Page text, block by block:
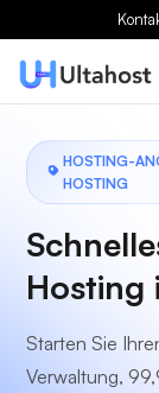
HOSTING-
HOSTING
Hosting
Starten Sie
Verwaltung,